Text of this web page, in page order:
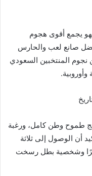
فهو يجمع أقوى هجوم
صانع لعب والحارس
نجوم المنتخبين السعودي
طموح وطن كامل، ورغبة
أن الوصول إلى ثلاثة
وشخصية بطل رسخت